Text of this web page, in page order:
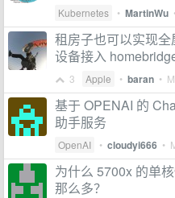
Kubernetes • MartinWu
租房子也可以实现
设备接入
3 Apple • baran •
基于 OPENAI 的
助手服务
OpenAI • cloudyi666 •
为什么 5700x 的单
那么多？